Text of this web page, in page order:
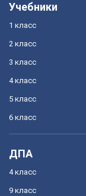
Учебники
1 класс
2 класс
3 класс
4 класс
5 класс
6 класс
ДПА
4 класс
9 класс